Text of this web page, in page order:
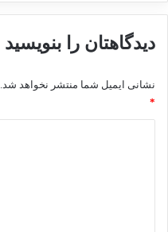
دیدگاهتان را بنویسید
نشانی ایمیل شما منتشر نخواهد شد.
*